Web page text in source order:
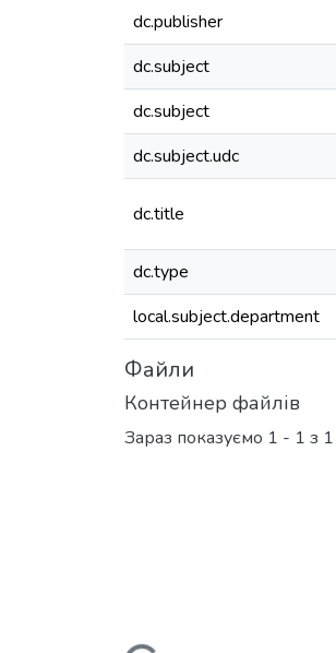
dc.publisher
dc.subject
dc.subject
dc.subject.udc
dc.title
dc.type
local.subject.department
Файли
Контейнер файлів
Зараз показуємо 1 - 1 з 1